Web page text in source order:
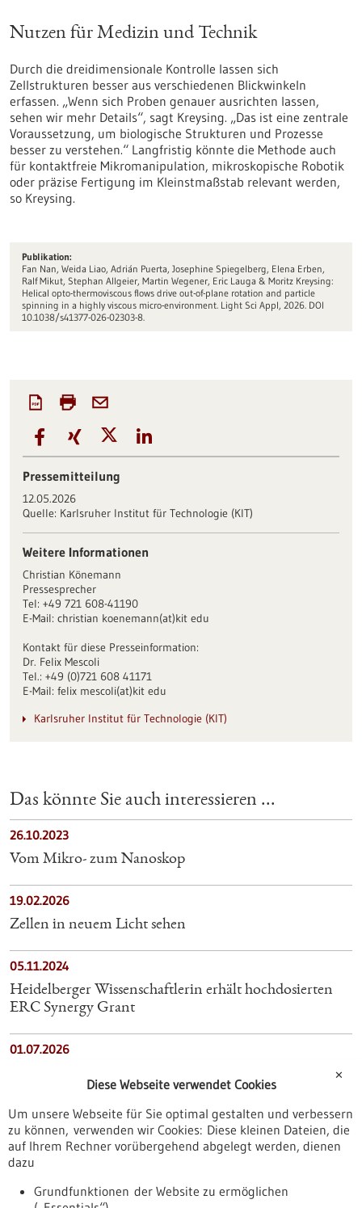
Nutzen für Medizin und Technik
Durch die dreidimensionale Kontrolle lassen sich
Zellstrukturen besser aus verschiedenen Blickwinkeln
erfassen. „Wenn sich Proben genauer ausrichten lassen,
sehen wir mehr Details“, sagt Kreysing. „Das ist eine zentrale
Voraussetzung, um biologische Strukturen und Prozesse
besser zu verstehen.“ Langfristig könnte die Methode auch
für kontaktfreie Mikromanipulation, mikroskopische Robotik
oder präzise Fertigung im Kleinstmaßstab relevant werden,
so Kreysing.
Publikation:
Fan Nan, Weida Liao, Adrián Puerta, Josephine Spiegelberg, Elena Erben,
Ralf Mikut, Stephan Allgeier, Martin Wegener, Eric Lauga & Moritz Kreysing:
Helical opto-thermoviscous flows drive out-of-plane rotation and particle
spinning in a highly viscous micro-environment. Light Sci Appl, 2026. DOI
10.1038/s41377-026-02303-8.
Pressemitteilung
12.05.2026
Quelle: Karlsruher Institut für Technologie (KIT)
Weitere Informationen
Christian Könemann
Pressesprecher
Tel: +49 721 608-41190
E-Mail: christian koenemann(at)kit edu
Kontakt für diese Presseinformation:
Dr. Felix Mescoli
Tel.: +49 (0)721 608 41171
E-Mail: felix mescoli(at)kit edu
Karlsruher Institut für Technologie (KIT)
Das könnte Sie auch interessieren ...
26.10.2023
Vom Mikro- zum Nanoskop
19.02.2026
Zellen in neuem Licht sehen
05.11.2024
Heidelberger Wissenschaftlerin erhält hochdosierten
ERC Synergy Grant
01.07.2026
07.06.2024
Mikro-Veränderungen im Gehirn bei Post-COVID-
✕
Diese Webseite verwendet Cookies
Um unsere Webseite für Sie optimal gestalten und verbessern
zu können, verwenden wir Cookies: Diese kleinen Dateien, die
auf Ihrem Rechner vorübergehend abgelegt werden, dienen
dazu
Grundfunktionen der Website zu ermöglichen